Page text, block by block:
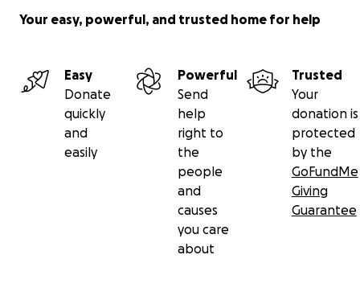
Grazie di cuore a chi ci sta vicino, a chi donerà e a chi
Your easy, powerful, and trusted home for help
Easy
Donate
quickly
and
easily
Powerful
Send
help
right to
the
people
and
causes
you care
about
Trusted
Your
donation is
protected
by the
GoFundMe
Giving
Guarantee